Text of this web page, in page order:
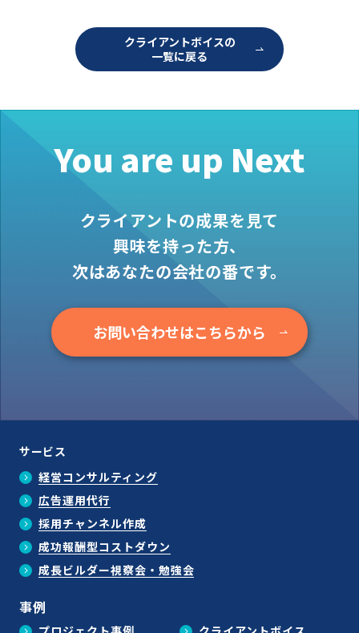
クライアントボイス
お役立ち情報
会社概要
お問い合わせ
資料ダウンロード
クライアントボイスの
一覧に戻る
You are up Next
クライアントの成果を見て
興味を持った方、
次はあなたの会社の番です。
お問い合わせはこちらから
サービス
経営コンサルティング
広告運用代行
採用チャンネル作成
成功報酬型コストダウン
成長ビルダー視察会・勉強会
事例